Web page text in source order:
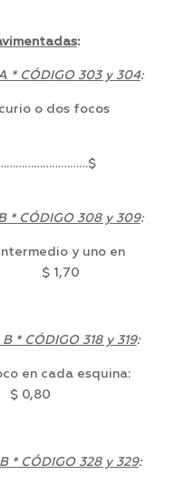
:
* CÓDIGO 303 y 304:
o dos focos
* CÓDIGO 308 y 309:
y uno en
$ 1,70
* CÓDIGO 318 y 319:
en cada esquina:
* CÓDIGO 328 y 329: